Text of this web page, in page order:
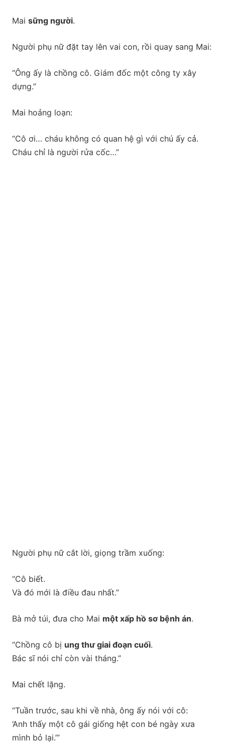
Mai sững người.
Người phụ nữ đặt tay lên vai con, rồi quay sang Mai:
“Ông ấy là chồng cô. Giám đốc một công ty xây
dựng.”
Mai hoảng loạn:
“Cô ơi… cháu không có quan hệ gì với chú ấy cả.
Cháu chỉ là người rửa cốc…”
Người phụ nữ cắt lời, giọng trầm xuống:
“Cô biết.
Và đó mới là điều đau nhất.”
Bà mở túi, đưa cho Mai một xấp hồ sơ bệnh án.
“Chồng cô bị ung thư giai đoạn cuối.
Bác sĩ nói chỉ còn vài tháng.”
Mai chết lặng.
“Tuần trước, sau khi về nhà, ông ấy nói với cô:
‘Anh thấy một cô gái giống hệt con bé ngày xưa
mình bỏ lại.’”